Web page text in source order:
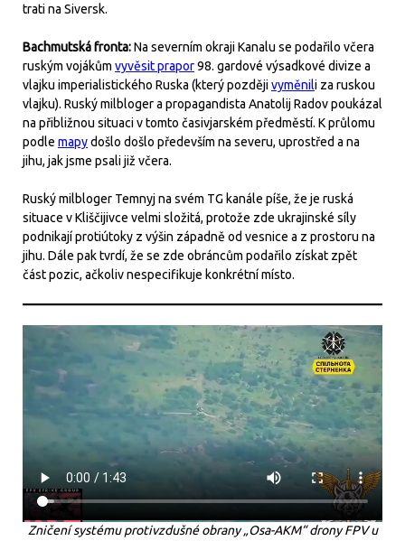
trati na Siversk.
Bachmutská fronta:Na severním okraji Kanalu se podařilo včera
ruským vojákům vyvěsit prapor98. gardové výsadkové divize a
vlajku imperialistického Ruska (který pozdějivyměnili za ruskou
vlajku). Ruský milbloger a propagandista Anatolij Radov poukázal
na přibližnou situaci v tomto časivjarském předměstí. K průlomu
podle mapydošlo došlo především na severu, uprostřed a na
jihu, jak jsme psali již včera.
Ruský milbloger Temnyj na svém TG kanále píše, že je ruská
situace v Kliščijivce velmi složitá, protože zde ukrajinské síly
podnikají protiútoky z výšin západně od vesnice a z prostoru na
jihu. Dále pak tvrdí, že se zde obráncům podařilo získat zpět
část pozic, ačkoliv nespecifikuje konkrétní místo.
Zničení systému protivzdušné obrany „Osa-AKM“ drony FPV u